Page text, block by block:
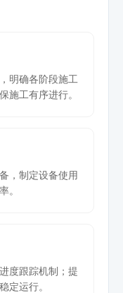
明确各阶段施工
施工有序进行。
，制定设备使用
。
度跟踪机制；提
定运行。